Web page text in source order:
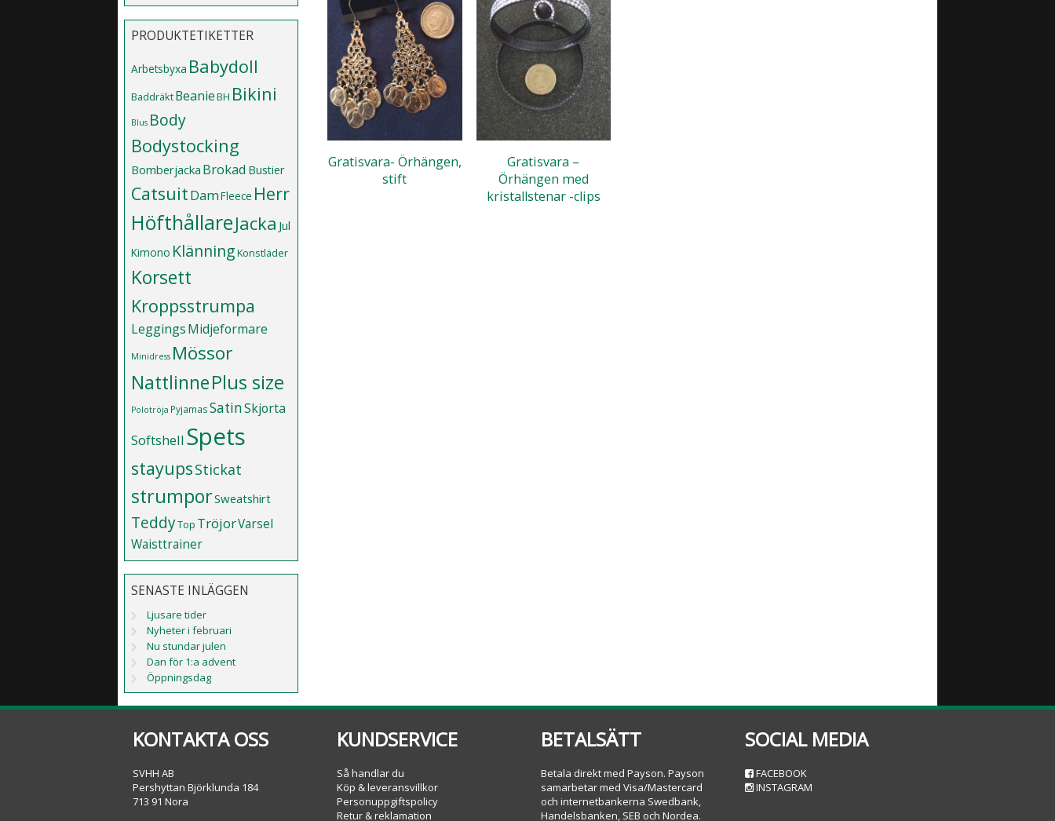
Gratisvara- Örhängen,
stift
Gratisvara –
Örhängen med
kristallstenar -clips
PRODUKTETIKETTER
Arbetsbyxa Babydoll
BaddräktBeanieBH Bikini
Blus Body
Bodystocking
Bomberjacka Brokad Bustier
CatsuitDamFleece Herr
HöfthållareJacka Jul
Kimono KlänningKonstläder
Korsett
Kroppsstrumpa
LeggingsMidjeformare
Minidress Mössor
NattlinnePlus size
Polotröja PyjamasSatinSkjorta
Softshell Spets
stayupsStickat
strumporSweatshirt
TeddyTop TröjorVarsel
Waisttrainer
SENASTE INLÄGGEN
Ljusare tider
Nyheter i februari
Nu stundar julen
Dan för 1:a advent
Öppningsdag
KONTAKTA OSS
SVHH AB
Pershyttan Björklunda 184
713 91 Nora
KUNDSERVICE
Så handlar du
Köp & leveransvillkor
Personuppgiftspolicy
Retur & reklamation
BETALSÄTT
Betala direkt med Payson. Payson
samarbetar med Visa/Mastercard
och internetbankerna Swedbank,
Handelsbanken, SEB och Nordea.
SOCIAL MEDIA
FACEBOOK
INSTAGRAM